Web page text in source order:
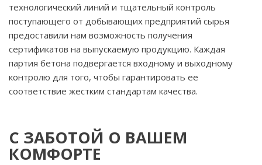
технологический линий и тщательный контроль
поступающего от добывающих предприятий сырья
предоставили нам возможность получения
сертификатов на выпускаемую продукцию. Каждая
партия бетона подвергается входному и выходному
контролю для того, чтобы гарантировать ее
соответствие жестким стандартам качества.
С ЗАБОТОЙ О ВАШЕМ
КОМФОРТЕ